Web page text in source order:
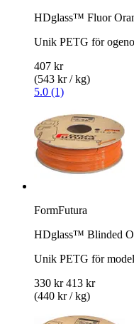
HDglass™ Fluor
Unik PETG för
407 kr
(543 kr / kg)
5.0 (1)
FormFutura
HDglass™ Blinded
Unik PETG för
330 kr 413 kr
(440 kr / kg)